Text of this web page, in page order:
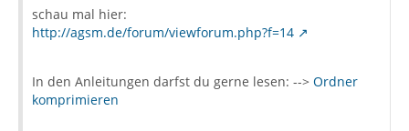
schau mal hier:
http://agsm.de/forum/viewforum.php?f=14
In den Anleitungen darfst du gerne lesen: --> Ordner
komprimieren